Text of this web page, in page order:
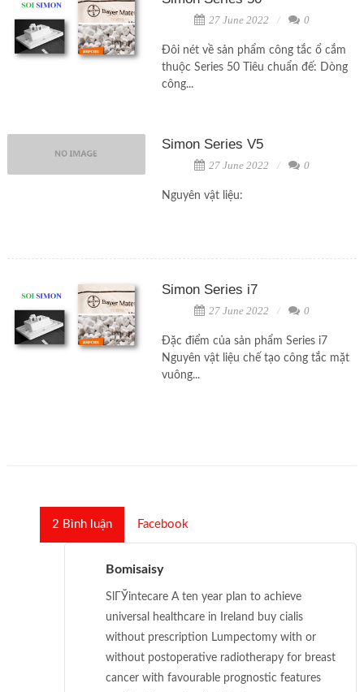
27 June 2022 0
Đôi nét về sản phẩm công tắc ổ cắm
thuộc Series 50 Tiêu chuẩn đế: Dòng
công...
Simon Series V5
27 June 2022 0
Nguyên vật liệu:
Simon Series i7
27 June 2022 0
Đặc điểm của sản phẩm Series i7
Nguyên vật liệu chế tạo công tắc mặt
vuông...
2 Bình luận Facebook
Bomisaisy
SlГЎintecare A ten year plan to achieve
universal healthcare in Ireland buy cialis
without prescription Lumpectomy with or
without postoperative radiotherapy for breast
cancer with favourable prognostic features